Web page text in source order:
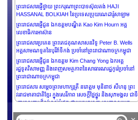
ព្រះរាជសារផ្ញើថ្វាយ ព្រះករុណាព្រះបាទស៊ុលតង់ HAJI
HASSANAL BOLKIAH នៃប្រទេសប្រុយណេដារ៉ូសាឡាម
ព្រះរាជសារផ្ញើជូន ឯកឧត្តមបណ្ឌិត Kao Kim Hourn អគ្គ
លេខាធិការអាស៊ាន
ព្រះរាជសារប្រគេន ព្រះតេជគុណសាសនវិទូ Peter B. Wells
អគ្គសាមណទូតនៃបុរីវ៉ាទីកង់ ប្រចាំនៅព្រះរាជាណាចក្រកម្ពុជា
ព្រះរាជសារផ្ញើជូន ឯកឧត្តម Kim Chang Yong ឯកអគ្គ
រដ្ឋទូតវិសាមញ្ញ និងពេញសមត្ថភាពនៃសាធារណរដ្ឋកូរ៉េប្រចាំនៅ
ព្រះរាជាណាចក្រកម្ពុជា
ព្រះរាជសារ សម្តេចព្រះមហាក្សត្រី នរោត្តម មុនិនាថ សីហនុ ព្រះ
វររាជមាតាជាតិខ្មែរ ក្នុងសេរីភាព សេចក្តីថ្លៃថ្នូរ និងសុភមង្គល ជាទី
គោរពសក្ការៈដ៏ខ្ពង់ខ្ពស់បំផុត ថ្វាយព្រះករុណា ព្រះបាទសម្តេច
កម្ពុជា ក្នុងព្រះរាជវរកាសព្រះរាជពិធីបុណ្យចម្រើនព្រះជន្មគម្រប់